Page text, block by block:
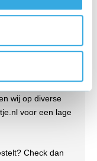
prijzen. We
in grote
en adapter niet
in een
wij op diverse
voor een lage
Check dan